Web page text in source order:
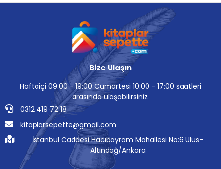
Bize Ulaşın
Haftaiçi 09:00 - 19:00 Cumartesi 10:00 - 17:00 saatleri
arasında ulaşabilirsiniz.
0312 419 72 18
kitaplarsepette@gmail.com
İstanbul Caddesi Hacıbayram Mahallesi No:6 Ulus-
Altındağ/Ankara